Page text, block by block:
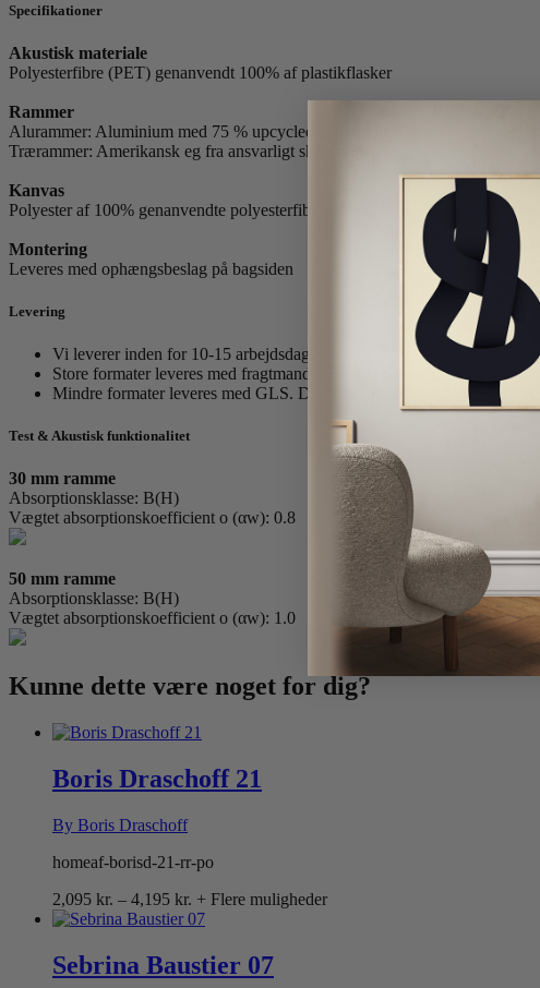
Specifikationer
Akustisk materiale
Polyesterfibre (PET) genanvendt 100% af plastikflasker
Rammer
Alurammer: Aluminium med 75 % upcycled aluminiumsskrot
Trærammer: Amerikansk eg fra ansvarligt skovbrug.
Kanvas
Polyester af 100% genanvendte polyesterfibre.
Montering
Leveres med ophængsbeslag på bagsiden
Levering
Vi leverer inden for 10-15 arbejdsdage.
Store formater leveres med fragtmand. (Fra 86x120 cm)
Mindre formater leveres med GLS. Du modtager et tracking nr og kan
Test & Akustisk funktionalitet
30 mm ramme
Absorptionsklasse: B(H)
Vægtet absorptionskoefficient o (αw): 0.8
50 mm ramme
Absorptionsklasse: B(H)
Vægtet absorptionskoefficient o (αw): 1.0
Kunne dette være noget for dig?
Boris Draschoff 21
By Boris Draschoff
homeaf-borisd-21-rr-po
2,095 kr. – 4,195 kr. Prisinterval:
2,095 kr.
4,195 kr.
+ Flere muligheder
Sebrina Baustier 07